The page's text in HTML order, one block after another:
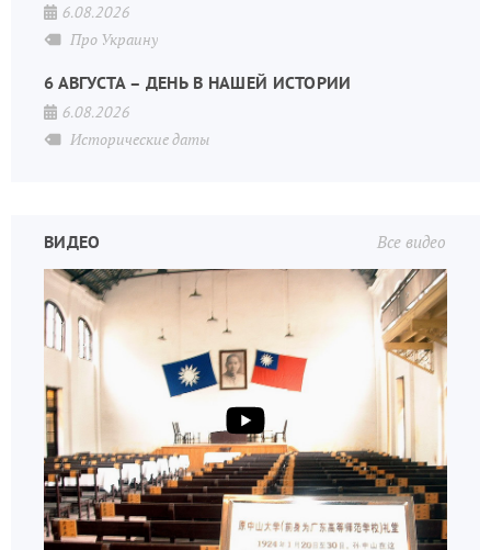
6.08.2026
Про Украину
6 АВГУСТА – ДЕНЬ В НАШЕЙ ИСТОРИИ
6.08.2026
Исторические даты
Все видео
ВИДЕО